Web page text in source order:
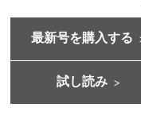
最新号を購入する
試し読み